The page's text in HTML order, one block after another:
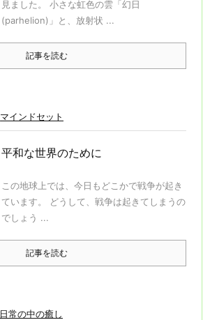
見ました。 小さな虹色の雲「幻日
(parhelion)」と、放射状 ...
記事を読む
マインドセット
平和な世界のために
この地球上では、今日もどこかで戦争が起き
ています。 どうして、戦争は起きてしまうの
でしょう ...
記事を読む
日常の中の癒し